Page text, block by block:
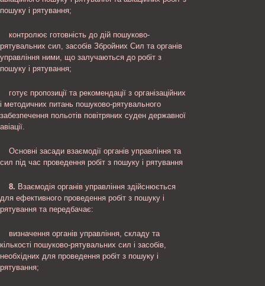
пошуку і рятування;
контролює готовність до дій пошуково-
рятувальних сил, засобів Збройних Сил та органів
управління ними, що залучаються до робіт з
пошуку і рятування;
готує пропозиції та рекомендації з організаційних
і методичних питань пошуково-рятувального
забезпечення польотів повітряних суден державної
авіації.
Основні засади взаємодії органів управління та
сил під час проведення робіт з пошуку і рятування
8. Взаємодія органів управління здійснюється
для ефективного проведення робіт з пошуку і
рятування та передбачає:
визначення органів управління, складу та
кількості пошуково-рятувальних сил і засобів,
необхідних для проведення робіт з пошуку і
рятування;